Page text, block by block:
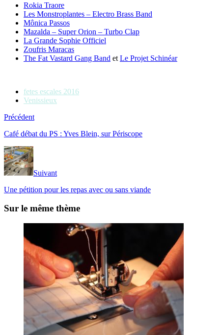
Rokia Traore
Les Monstroplantes – Electro Brass Band
Mônica Passos
Mazalda – Super Orion – Turbo Clap
La Grande Sophie Officiel
Zoufris Maracas
The Fat Vastard Gang Band et Le Projet Schinéar
fetes escales 2016
Venissieux
Précédent
Café débat du PS : Yves Blein, sur Périscope
Suivant
Une pétition pour les repas avec ou sans viande
Sur le même thème